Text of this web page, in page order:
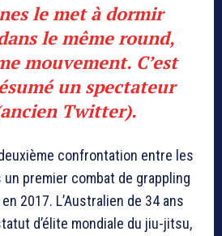
le met à dormir
le même round,
mouvement. C’est
un spectateur
Twitter).
confrontation entre les
un premier combat de grappling
2017. L’Australien de 34 ans
d’élite mondiale du jiu-jitsu,